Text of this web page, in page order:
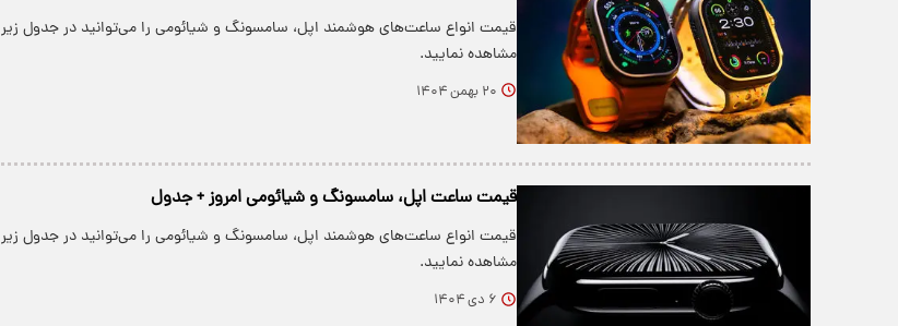
قیمت انواع ساعت‌های هوشمند اپل، سامسونگ و شیائومی را می‌توانید در جدول زیر
مشاهده نمایید.
۲۰ بهمن ۱۴۰۴
قیمت ساعت اپل، سامسونگ و شیائومی امروز + جدول
قیمت انواع ساعت‌های هوشمند اپل، سامسونگ و شیائومی را می‌توانید در جدول زیر
مشاهده نمایید.
۶ دی ۱۴۰۴